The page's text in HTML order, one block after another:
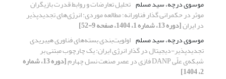
موسوی درچه، سید مسلم تحلیل تعارضات و روابط قدرت بازیگران
موثر در حکمرانی گذار فناورانه؛ مطالعه موردی: انرژی‌های تجدیدپذیر
در ایران[دوره 13، شماره 1، 1404، صفحه 9-52]
موسوی درچه، سید مسلم اولویت‌بندی بسته‌های فناوری هیبریدی
تجدیدپذیر-دیجیتال در گذار انرژی ایران: یک چارچوب مبتنی ‌بر
شبکه‌ی علّی DANP فازی در عصر صنعت نسل چهارم [دوره 13، شماره
2، 1404]